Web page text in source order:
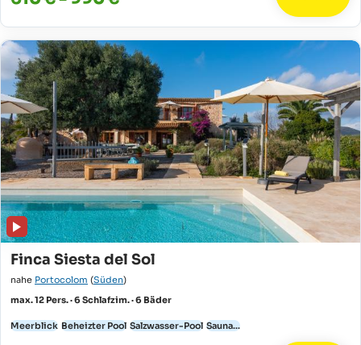
Finca Siesta del Sol
nahe Portocolom (Süden)
max. 12 Pers. · 6 Schlafzim. · 6 Bäder
Meerblick Beheizter Pool Salzwasser-Pool Sauna...